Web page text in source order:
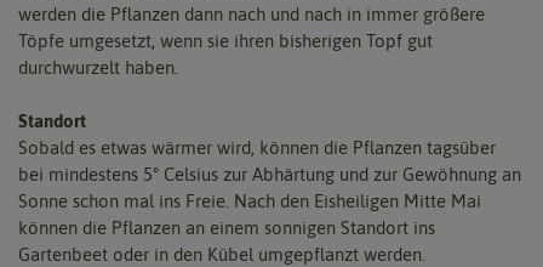
werden die Pflanzen dann nach und nach in immer größere
Töpfe umgesetzt, wenn sie ihren bisherigen Topf gut
durchwurzelt haben.
Standort
Sobald es etwas wärmer wird, können die Pflanzen tagsüber
bei mindestens 5° Celsius zur Abhärtung und zur Gewöhnung an
Sonne schon mal ins Freie. Nach den Eisheiligen Mitte Mai
können die Pflanzen an einem sonnigen Standort ins
Gartenbeet oder in den Kübel umgepflanzt werden.